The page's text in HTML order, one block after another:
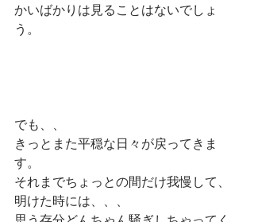
かいばかりは見ることはないでしょ
う。
でも、、
きっとまた平穏な日々が戻ってきま
す。
それまでちょっとの間だけ我慢して、
明けた時には、、、